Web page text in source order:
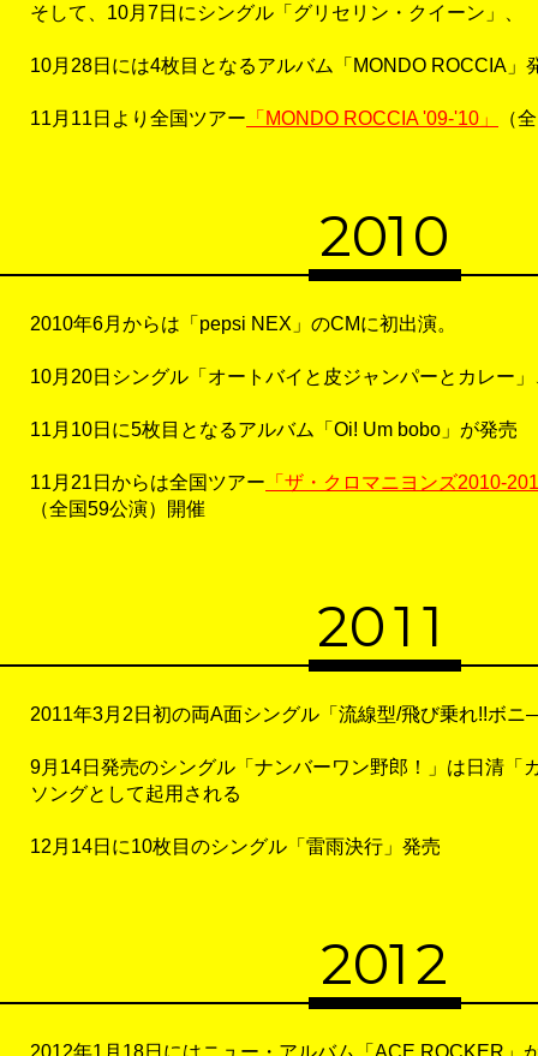
そして、10月7日にシングル「グリセリン・クイーン」、
10月28日には4枚目となるアルバム「MONDO ROCCIA」
11月11日より全国ツアー 「MONDO ROCCIA '09-'10」 （
2010
2010年6月からは「pepsi NEX」のCMに初出演。
10月20日シングル「オートバイと皮ジャンパーとカレー」
11月10日に5枚目となるアルバム「Oi! Um bobo」が発売
11月21日からは全国ツアー 「ザ・クロマニヨンズ2010-
（全国59公演）開催
2011
2011年3月2日初の両A面シングル「流線型/飛び乗れ!!ボ
9月14日発売のシングル「ナンバーワン野郎！」は日清「
ソングとして起用される
12月14日に10枚目のシングル「雷雨決行」発売
2012
2012年1月18日にはニュー・アルバム「ACE ROCKER」